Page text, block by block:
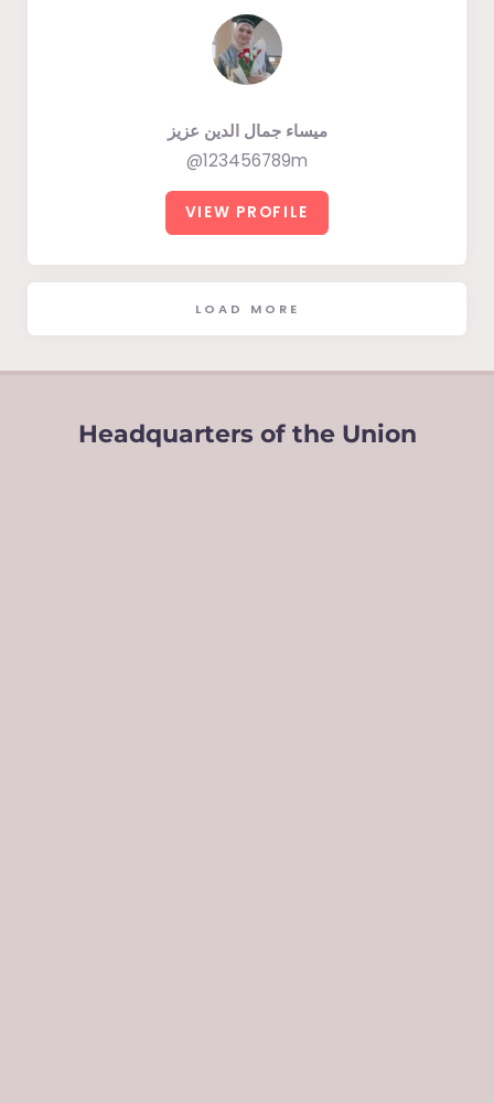
ميساء جمال الدين عزيز
@123456789m
VIEW PROFILE
LOAD MORE
Headquarters of the Union